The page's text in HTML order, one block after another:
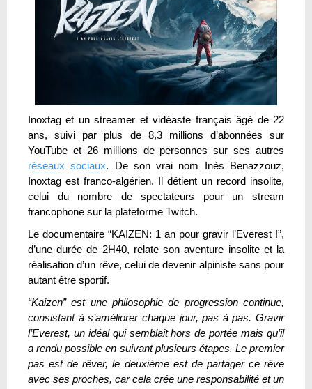
Inoxtag et un streamer et vidéaste français âgé de 22
ans, suivi par plus de 8,3 millions d’abonnées sur
YouTube et 26 millions de personnes sur ses autres
réseaux sociaux. De son vrai nom Inès Benazzouz,
Inoxtag est franco-algérien. Il détient un record insolite,
celui du nombre de spectateurs pour un stream
francophone sur la plateforme Twitch.
Le documentaire “KAIZEN: 1 an pour gravir l’Everest !”,
d’une durée de 2H40, relate son aventure insolite et la
réalisation d’un rêve, celui de devenir alpiniste sans pour
autant être sportif.
“Kaizen” est une philosophie de progression continue,
consistant à s’améliorer chaque jour, pas à pas. Gravir
l’Everest, un idéal qui semblait hors de portée mais qu’il
a rendu possible en suivant plusieurs étapes. Le premier
pas est de rêver, le deuxième est de partager ce rêve
avec ses proches, car cela crée une responsabilité et un